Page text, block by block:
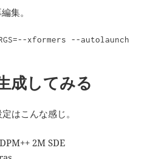
集。
xformers --autolaunch
成してみる
はこんな感じ。
2M SDE